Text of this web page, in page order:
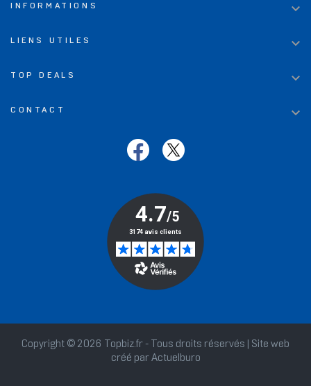
INFORMATIONS 
LIENS UTILES 
TOP DEALS 
CONTACT 
Copyright © 2026 Topbiz.fr - Tous droits réservés | Site web
créé par Actuelburo